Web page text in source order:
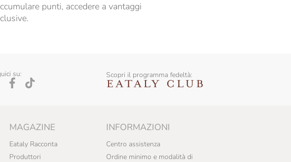
punti, accedere a vantaggi
su: Scopri il programma fedeltà:
MAGAZINE
Eataly Racconta
Produttori
INFORMAZIONI
Centro assistenza
Ordine minimo e modalità di